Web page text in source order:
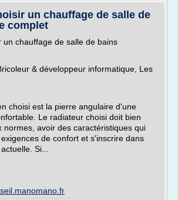
un chauffage de salle de
complet
un chauffage de salle de bains
& développeur informatique, Les
choisi est la pierre angulaire d'une
Le radiateur choisi doit bien
normes, avoir des caractéristiques qui
de confort et s'inscrire dans
Si...